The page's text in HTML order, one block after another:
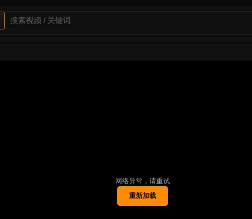
网络异常，请重试
重新加载